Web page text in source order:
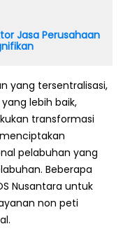
Jasa Perusahaan
yang tersentralisasi,
lebih baik,
transformasi
pelabuhan yang
Beberapa
Nusantara untuk
non peti